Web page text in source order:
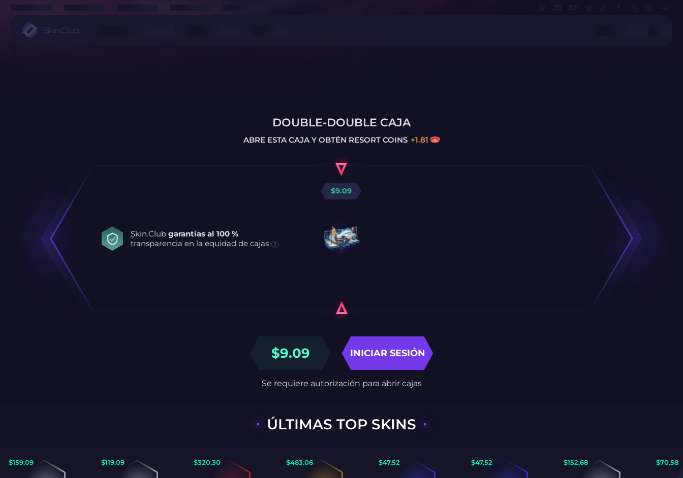
DOUBLE-DOUBLE CAJA
ABRE ESTA CAJA Y OBTÉN RESORT COINS +1.81
Skin.Club garantías al 100 %
transparencia en la equidad de cajas
$9.09
$9.09 INICIAR SESIÓN
Se requiere autorización para abrir cajas
ÚLTIMAS TOP SKINS
$159.09 $119.09 $320.30 $483.06 $47.52 $47.52 $152.68 $70.58